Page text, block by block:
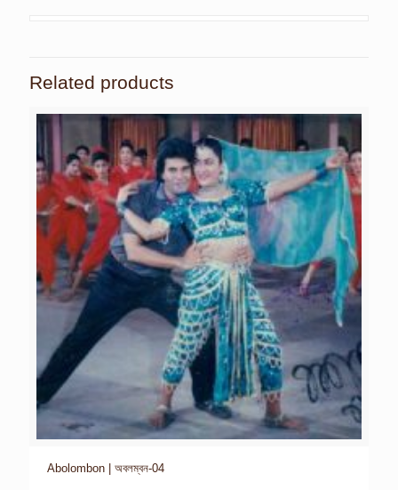
Related products
Abolombon | অবলম্বন-04